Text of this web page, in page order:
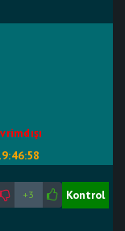
+3 Kontrol